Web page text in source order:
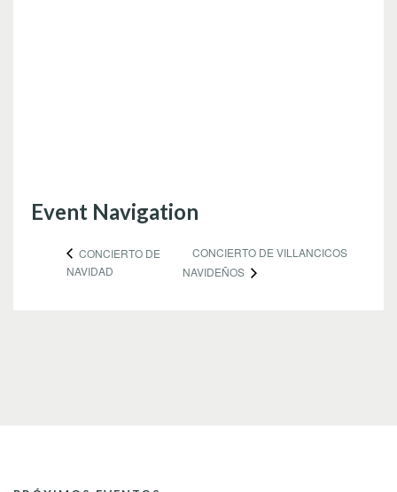
Event Navigation
CONCIERTO DE
NAVIDAD
CONCIERTO DE VILLANCICOS
NAVIDEÑOS